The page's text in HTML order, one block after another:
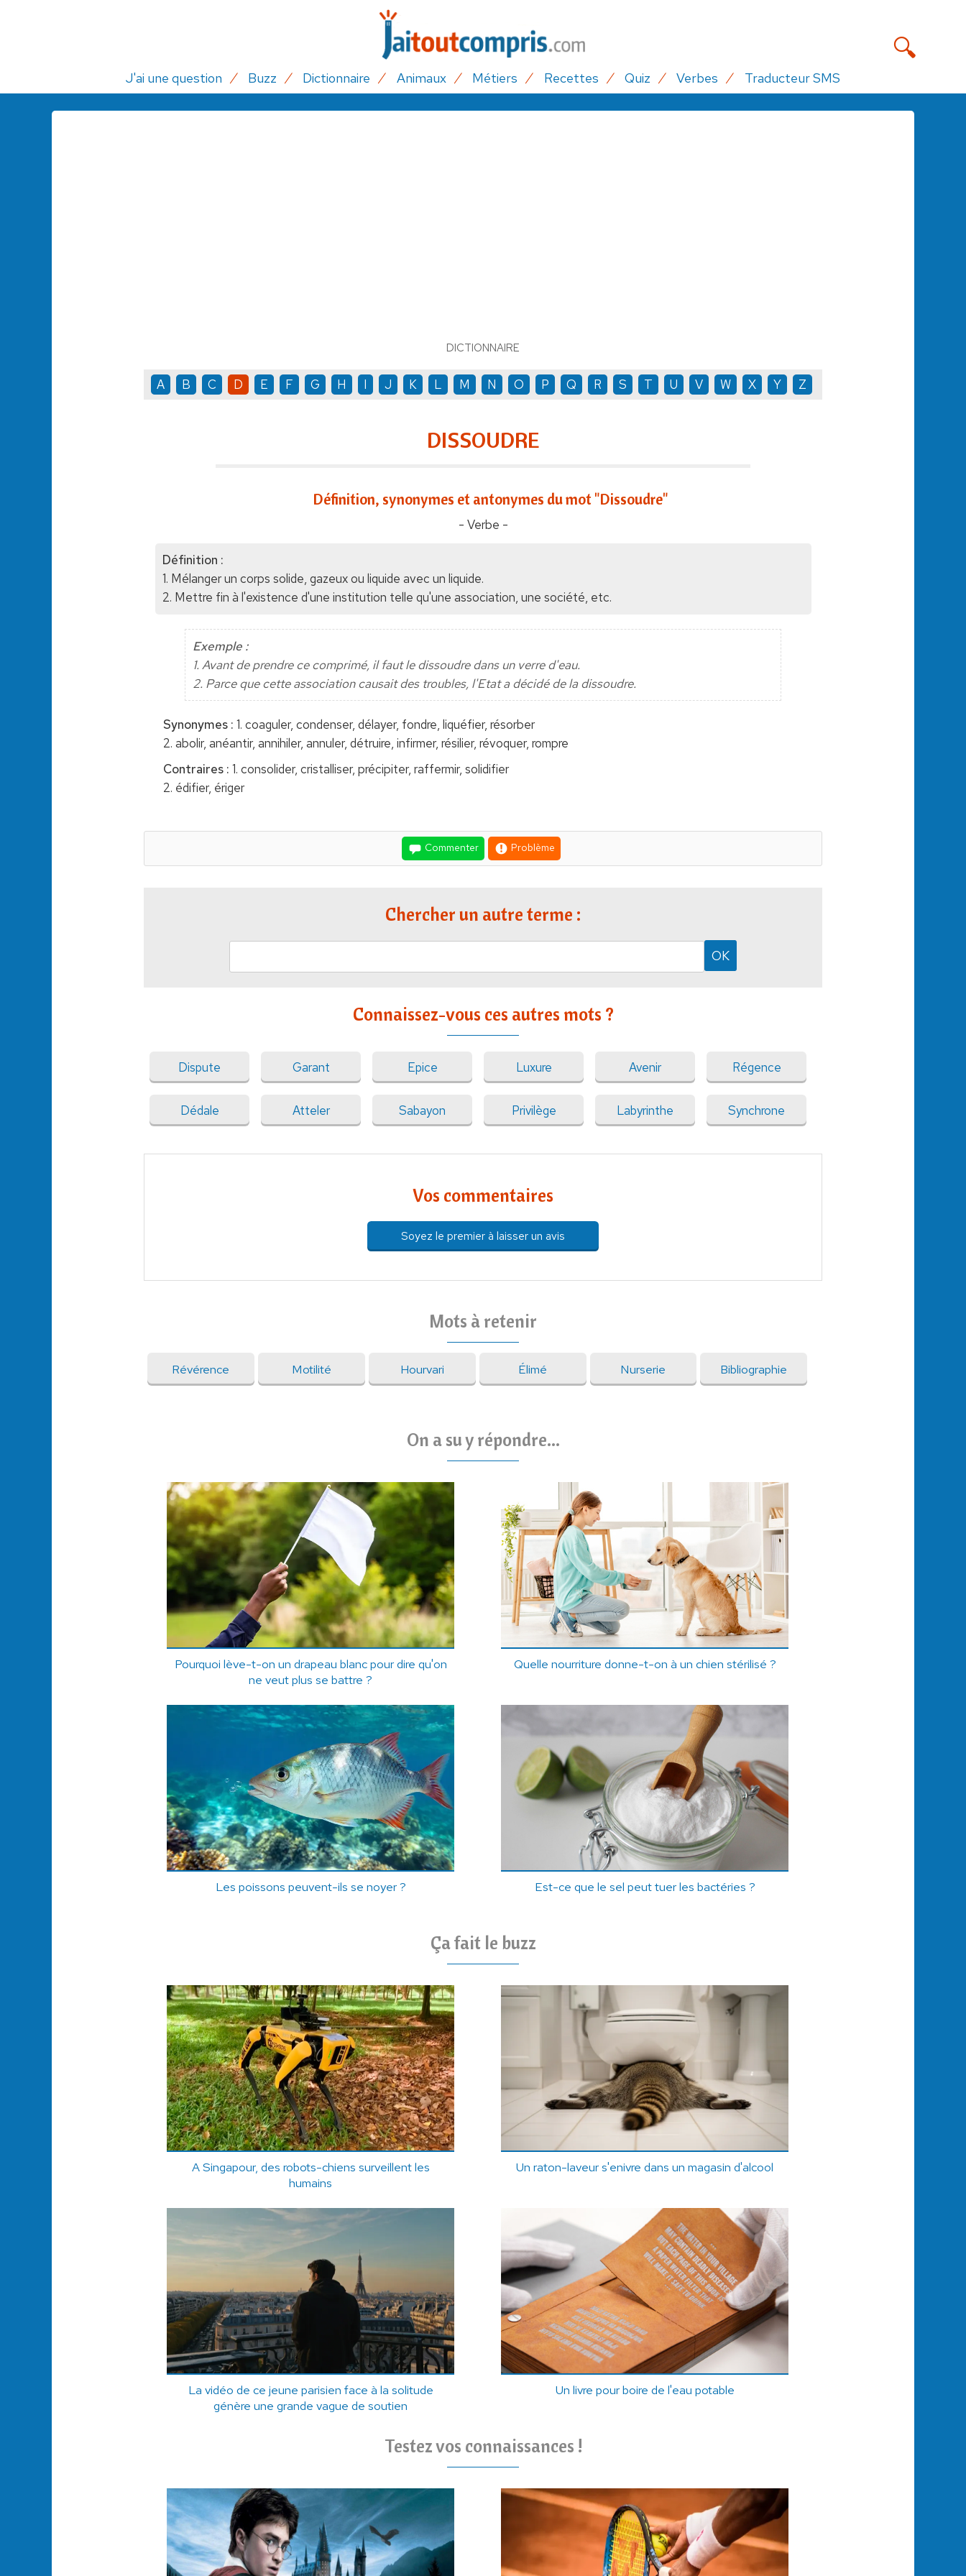
J'ai une question Buzz Dictionnaire Animaux Métiers Recettes Quiz Verbes Traducteur SMS
DICTIONNAIRE
A B C D E F G H I J K L M N O P Q R S T U V W X Y Z
DISSOUDRE
Définition, synonymes et antonymes du mot "Dissoudre"
- Verbe -
Définition :
1. Mélanger un corps solide, gazeux ou liquide avec un liquide.
2. Mettre fin à l'existence d'une institution telle qu'une association, une société, etc.
Exemple :
1. Avant de prendre ce comprimé, il faut le dissoudre dans un verre d'eau.
2. Parce que cette association causait des troubles, l'Etat a décidé de la dissoudre.
Synonymes : 1. coaguler, condenser, délayer, fondre, liquéfier, résorber
2. abolir, anéantir, annihiler, annuler, détruire, infirmer, résilier, révoquer, rompre
Contraires : 1. consolider, cristalliser, précipiter, raffermir, solidifier
2. édifier, ériger
Commenter Problème
Chercher un autre terme :
Connaissez-vous ces autres mots ?
Dispute Garant Epice Luxure Avenir Régence
Dédale Atteler Sabayon Privilège Labyrinthe Synchrone
Vos commentaires
Soyez le premier à laisser un avis
Mots à retenir
Révérence Motilité Hourvari Élimé Nurserie Bibliographie
On a su y répondre...
Pourquoi lève-t-on un drapeau blanc pour dire qu'on
ne veut plus se battre ?
Quelle nourriture donne-t-on à un chien stérilisé ?
Les poissons peuvent-ils se noyer ? Est-ce que le sel peut tuer les bactéries ?
Ça fait le buzz
A Singapour, des robots-chiens surveillent les
humains
Un raton-laveur s'enivre dans un magasin d'alcool
La vidéo de ce jeune parisien face à la solitude
génère une grande vague de soutien
Un livre pour boire de l'eau potable
Testez vos connaissances !